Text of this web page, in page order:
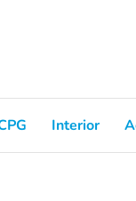
Interior